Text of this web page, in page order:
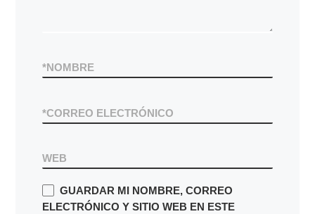
NOMBRE
*
CORREO ELECTRÓNICO
*
WEB
GUARDAR MI NOMBRE, CORREO
ELECTRÓNICO Y SITIO WEB EN ESTE